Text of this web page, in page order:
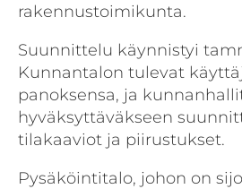
rakennustoimikunta.
Suunnittelu käynnistyi
Kunnantalon tulevat
panoksensa, ja
hyväksyttäväkseen
tilakaaviot ja piirustukset.
Pysäköintitalo, johon on